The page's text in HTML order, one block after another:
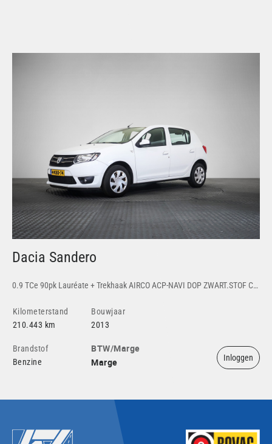
Dacia Sandero
0.9 TCe 90pk Lauréate + Trekhaak AIRCO ACP-NAVI DOP ZWART.STOF CV ELEK.PAKKET TREKHAAK
Kilometerstand
210.443 km
Bouwjaar
2013
Brandstof
Benzine
BTW/Marge
Marge
Inloggen